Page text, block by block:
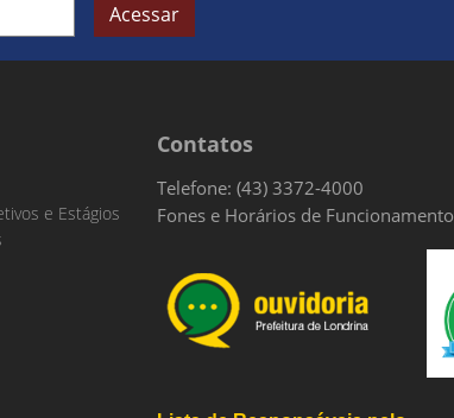
Acessar
e Estágios
Contatos
Telefone: (43) 3372-4000
Fones e Horários de Funcionamento